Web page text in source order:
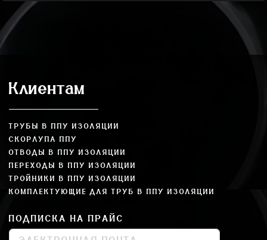
Клиентам
ТРУБЫ В ППУ ИЗОЛЯЦИИ
СКОРЛУПА ППУ
ОТВОДЫ В ППУ ИЗОЛЯЦИИ
ПЕРЕХОДЫ В ППУ ИЗОЛЯЦИИ
ТРОЙНИКИ В ППУ ИЗОЛЯЦИИ
КОМПЛЕКТУЮЩИЕ ДЛЯ ТРУБ В ППУ ИЗОЛЯЦИИ
ПОДПИСКА НА ПРАЙС